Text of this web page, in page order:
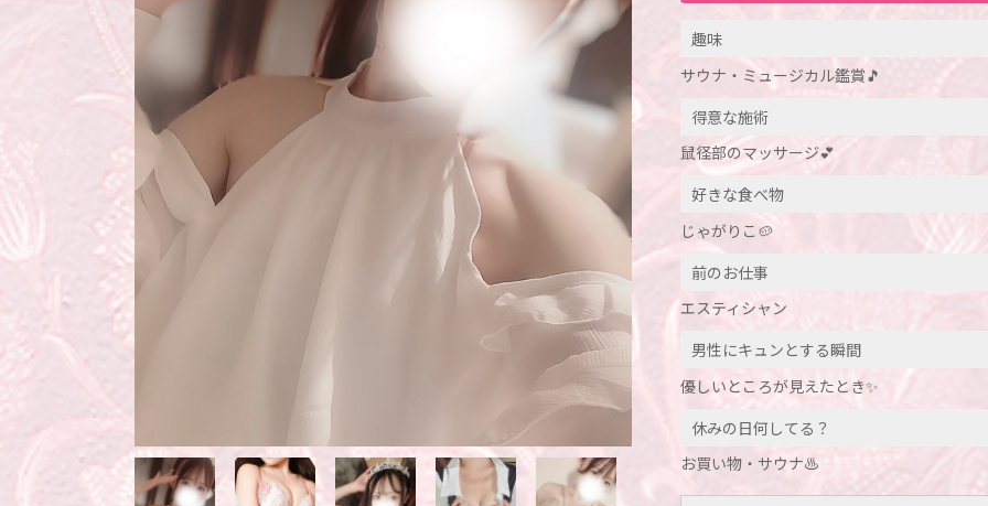
趣味
サウナ・ミュージカル鑑賞🎵
得意な施術
鼠径部のマッサージ💕
好きな食べ物
じゃがりこ🥔
前のお仕事
エスティシャン
男性にキュンとする瞬間
優しいところが見えたとき✨
休みの日何してる？
お買い物・サウナ♨